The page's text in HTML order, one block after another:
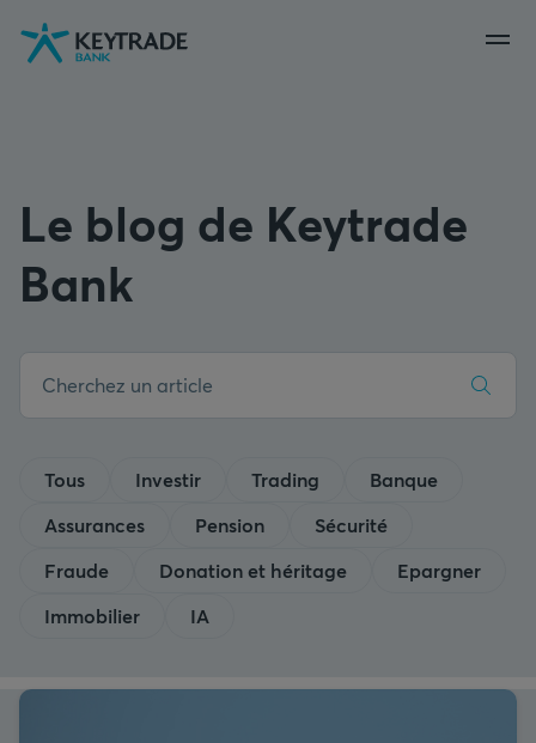
Aller
Aller
Aller
au
Le blog de Keytrade
Bank
Tous Investir Trading
Banque
Assurances
Pension
Sécurité
Fraude
Donation et héritage
Epargner
Immobilier
IA